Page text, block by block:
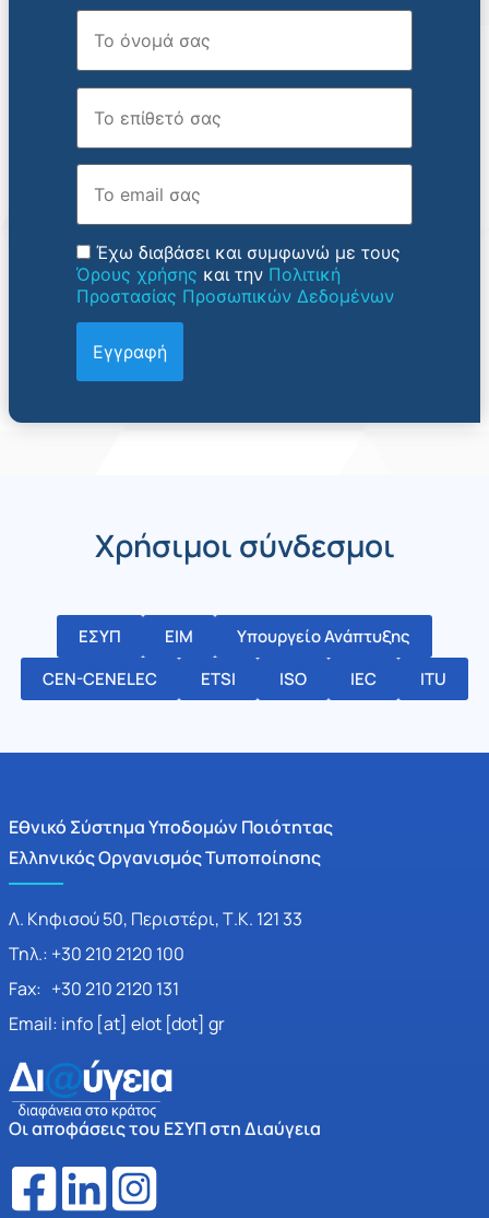
Όνομα
Επώνυμο
Email
Έχω διαβάσει και συμφωνώ με τους
Όρους χρήσης και την Πολιτική
Προστασίας Προσωπικών Δεδομένων
Χρήσιμοι σύνδεσμοι
ΕΣΥΠ ΕΙΜ
Υπουργείο Ανάπτυξης
CEN-CENELEC
ETSI ISO IEC ITU
Εθνικό Σύστημα Υποδομών Ποιότητας
Ελληνικός Οργανισμός Τυποποίησης
Λ. Κηφισού 50, Περιστέρι, Τ.Κ. 121 33
Τηλ.: +30 210 2120 100
Fax: +30 210 2120 131
Email: info [at] elot [dot] gr
Οι αποφάσεις του ΕΣΥΠ στη Διαύγεια